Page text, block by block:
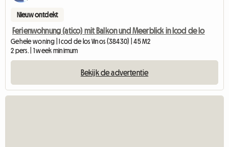
Nieuw ontdekt
Ferienwohnung (atico) mit Balkon und Meerblick in Icod de lo
Gehele woning | Icod de los Vinos (38430) | 45 M2
2 pers. | 1 week minimum
Bekijk de advertentie